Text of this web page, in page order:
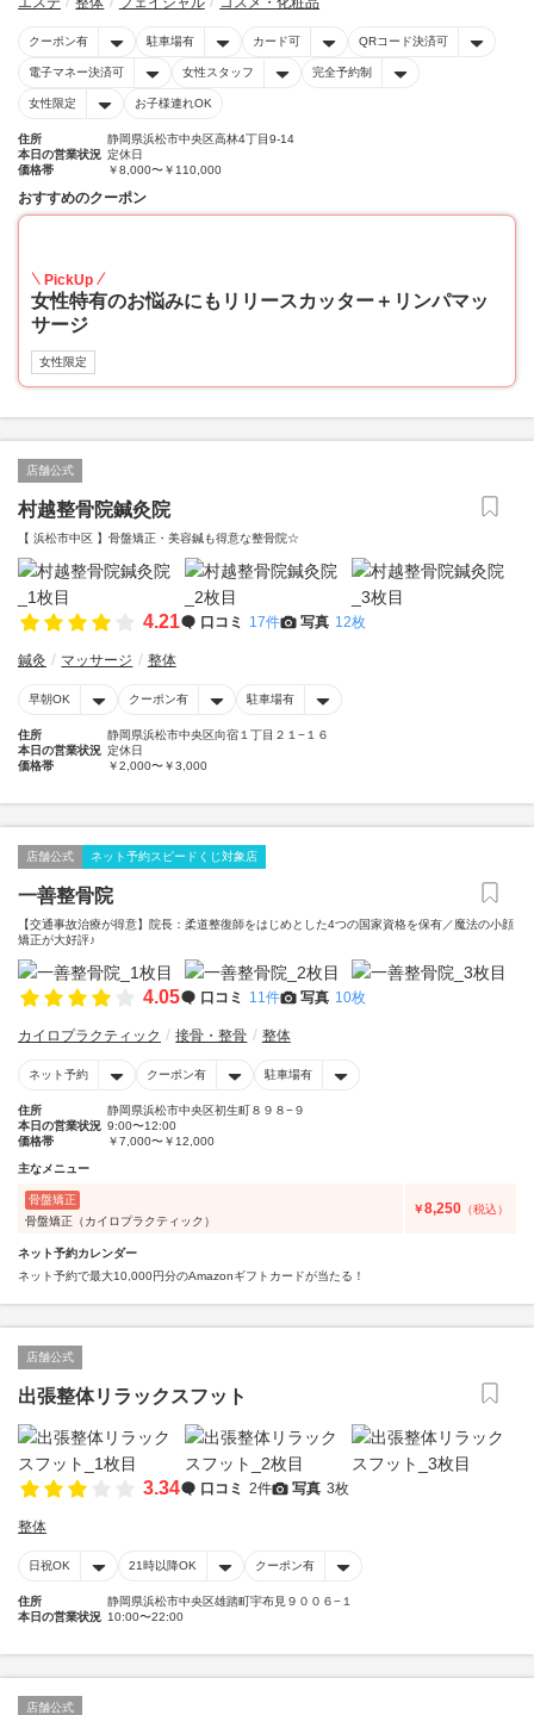
クーポン有 駐車場有 カード可 QRコード決済可
電子マネー決済可 女性スタッフ 完全予約制
女性限定 お子様連れOK
住所
静岡県浜松市中央区高林4丁目9-14
本日の営業状況 定休日
価格帯
￥8,000〜￥110,000
おすすめのクーポン
PickUp
女性特有のお悩みにもリリースカッター＋リンパマッ
サージ
女性限定
店舗公式
村越整骨院鍼灸院
【 浜松市中区 】骨盤矯正・美容鍼も得意な整骨院☆
4.21 口コミ 17件 写真 12枚
鍼灸 マッサージ 整体
早朝OK クーポン有 駐車場有
住所
静岡県浜松市中央区向宿１丁目２１−１６
本日の営業状況 定休日
価格帯
￥2,000〜￥3,000
店舗公式 ネット予約スピードくじ対象店
一善整骨院
【交通事故治療が得意】院長：柔道整復師をはじめとした4つの国家資格を保有／魔法の小顔
矯正が大好評♪
4.05 口コミ 11件 写真 10枚
カイロプラクティック 接骨・整骨 整体
ネット予約 クーポン有 駐車場有
住所
静岡県浜松市中央区初生町８９８−９
本日の営業状況 9:00〜12:00
価格帯
￥7,000〜￥12,000
主なメニュー
骨盤矯正
骨盤矯正（カイロプラクティック）
￥8,250 （税込）
ネット予約カレンダー
ネット予約で最大10,000円分のAmazonギフトカードが当たる！
店舗公式
出張整体リラックスフット
3.34 口コミ 2件 写真 3枚
整体
日祝OK 21時以降OK クーポン有
住所
静岡県浜松市中央区雄踏町宇布見９００６−１
本日の営業状況 10:00〜22:00
店舗公式